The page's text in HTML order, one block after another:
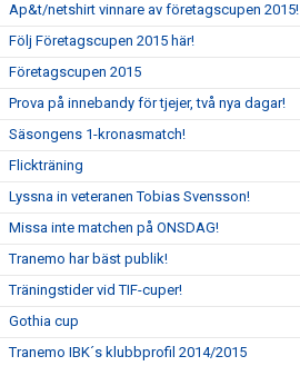
Ap&t/netshirt vinnare av företagscupen 2015!
Följ Företagscupen 2015 här!
Företagscupen 2015
Prova på innebandy för tjejer, två nya dagar!
Säsongens 1-kronasmatch!
Flickträning
Lyssna in veteranen Tobias Svensson!
Missa inte matchen på ONSDAG!
Tranemo har bäst publik!
Träningstider vid TIF-cuper!
Gothia cup
Tranemo IBK´s klubbprofil 2014/2015